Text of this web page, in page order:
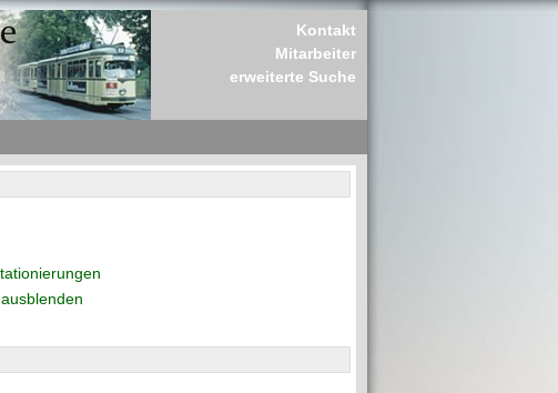
Kontakt
Mitarbeiter
erweiterte Suche